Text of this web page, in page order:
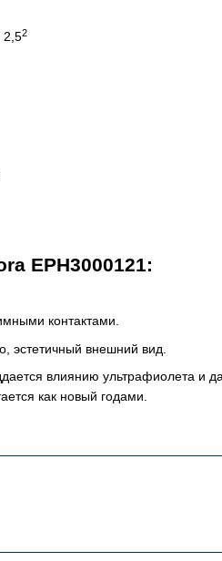
2,52
EPH3000121:
контактами.
эстетичный внешний вид.
влиянию ультрафиолета и
как новый годами.